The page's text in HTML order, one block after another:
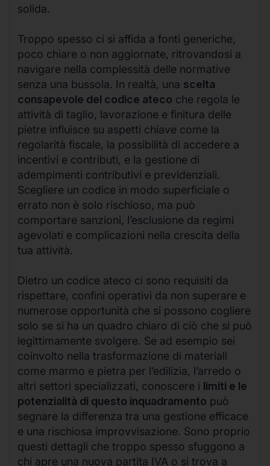
solida.
Troppo spesso ci si affida a fonti generiche,
poco chiare o non aggiornate, ritrovandosi a
navigare nella complessità delle normative
senza una bussola. In realtà, una scelta
consapevole del codice ateco che regola le
attività di taglio, lavorazione e finitura delle
pietre influisce su aspetti chiave come la
regolarità fiscale, la possibilità di accedere a
incentivi e contributi, e la gestione di
adempimenti contributivi e previdenziali.
Scegliere un codice in modo superficiale o
errato non è solo rischioso, ma può
comportare sanzioni, l’esclusione da regimi
agevolati e complicazioni nella crescita della
tua attività.
Dietro un codice ateco ci sono requisiti da
rispettare, confini operativi da non superare e
numerose opportunità che si possono cogliere
solo se si ha un quadro chiaro di ciò che si può
legittimamente svolgere. Se ad esempio sei
coinvolto nella trasformazione di materiali
come marmo e pietra per l’edilizia, l’arredo o
altri settori specializzati, conoscere i limiti e le
potenzialità di questo inquadramento può
segnare la differenza tra una gestione efficace
e una rischiosa improvvisazione. Sono proprio
questi dettagli che troppo spesso sfuggono a
chi apre una nuova partita IVA o si trova a